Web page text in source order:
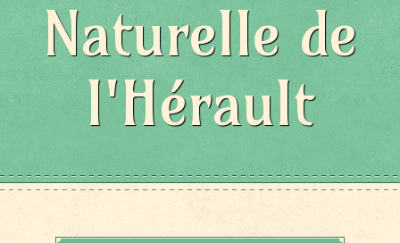
Naturelle de
l'Hérault